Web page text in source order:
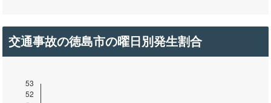
交通事故の徳島市の曜日別発生割合